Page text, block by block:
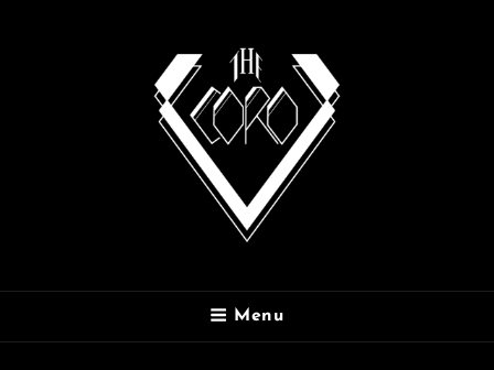
THE CORO
Menu